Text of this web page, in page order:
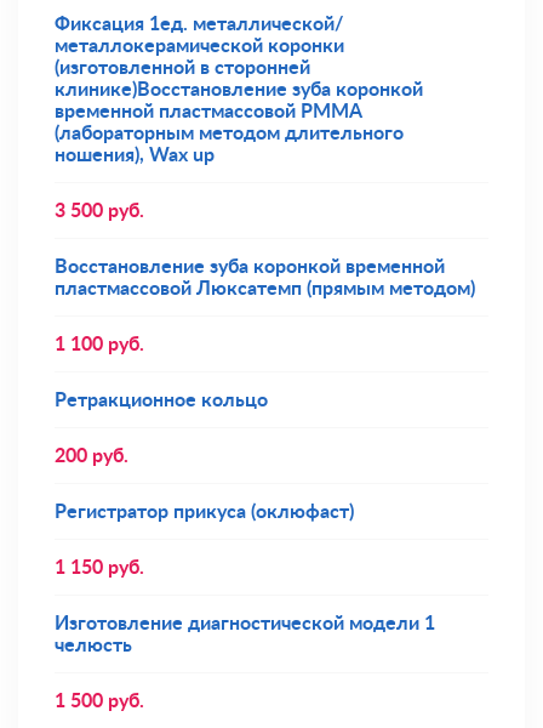
Фиксация 1ед. металлической/
металлокерамической коронки
(изготовленной в сторонней
клинике)Восстановление зуба коронкой
временной пластмассовой РММА
(лабораторным методом длительного
ношения), Wax up
3 500 руб.
Восстановление зуба коронкой временной
пластмассовой Люксатемп (прямым методом)
1 100 руб.
Ретракционное кольцо
200 руб.
Регистратор прикуса (оклюфаст)
1 150 руб.
Изготовление диагностической модели 1
челюсть
1 500 руб.